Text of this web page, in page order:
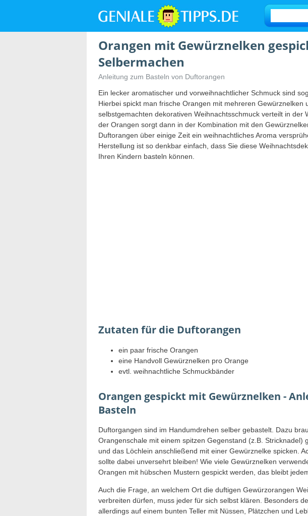
Orangen mit Gewürznelken
Selbermachen
Anleitung zum Basteln von Duftorangen
Ein lecker aromatischer und vorweihnachtlicher Schmuck sind
Hierbei spickt man frische Orangen mit mehreren Gewürznelken
selbstgemachten dekorativen Weihnachtsschmuck verteilt in der
der Orangen sorgt dann in der Kombination mit den
Duftorangen über einige Zeit ein weihnachtliches Aroma
Herstellung ist so denkbar einfach, dass Sie diese
Ihren Kindern basteln können.
Zutaten für die Duftorangen
ein paar frische Orangen
eine Handvoll Gewürznelken pro Orange
evtl. weihnachtliche Schmuckbänder
Orangen gespickt mit Gewürznelken -
Basteln
Duftorgangen sind im Handumdrehen selber gebastelt. Dazu
Orangenschale mit einem spitzen Gegenstand (z.B. Stricknadel)
und das Löchlein anschließend mit einer Gewürznelke spicken.
sollte dabei unversehrt bleiben! Wie viele Gewürznelken
Orangen mit hübschen Mustern gespickt werden, das bleibt
Auch die Frage, an welchem Ort die duftigen Gewürzorangen
verbreiten dürfen, muss jeder für sich selbst klären. Besonders
allerdings auf einem bunten Teller mit Nüssen, Plätzchen und